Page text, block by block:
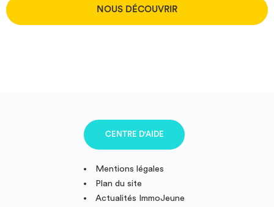
NOUS DÉCOUVRIR
Mentions légales
Plan du site
Actualités ImmoJeune
CENTRE D'AIDE